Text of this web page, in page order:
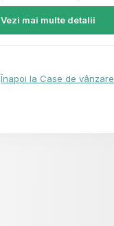
Vezi mai multe detalii
Înapoi la Case de vânzare